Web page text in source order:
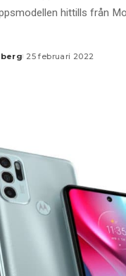
hittills från
25 februari 2022